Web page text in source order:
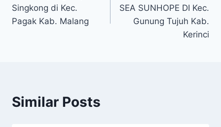
Singkong di Kec.
Pagak Kab. Malang
SEA SUNHOPE DI Kec.
Gunung Tujuh Kab.
Kerinci
Similar Posts